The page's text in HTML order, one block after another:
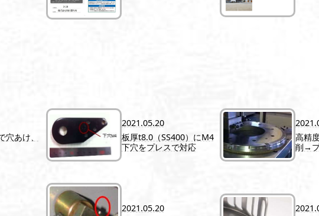
あけ、
2021.05.20
板厚t8.0（SS400）にM4
下穴をプレスで対応
高精
削→
2021.05.20